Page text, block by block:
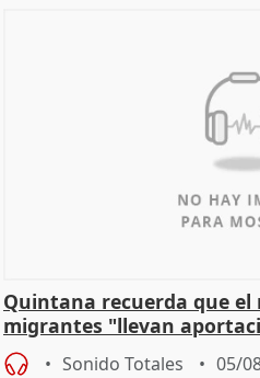
Quintana recuerda que el
migrantes "llevan
central
Sonido Totales 05/